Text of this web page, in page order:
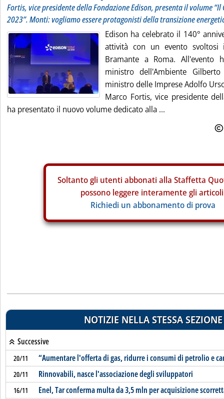
Fortis, vice presidente della Fondazione Edison, presenta il volume
2023”. Monti: vogliamo essere protagonisti della transizione
Edison ha celebrato il 140°
attività con un evento
Bramante a Roma. All'evento
ministro dell'Ambiente
ministro delle Imprese Adolfo
Marco Fortis, vice presidente
ha presentato il nuovo volume dedicato alla ...
Soltanto gli utenti abbonati alla Staffetta
possono leggere interamente gli
Richiedi un abbonamento di prova
NOTIZIE NELLA STESSA SEZIONE
Successive
20/11 “Aumentare l'offerta di gas, ridurre i consumi di petrolio e
20/11 Rinnovabili, nasce l'associazione degli sviluppatori
16/11 Enel, Tar conferma multa da 3,5 mln per acquisizione